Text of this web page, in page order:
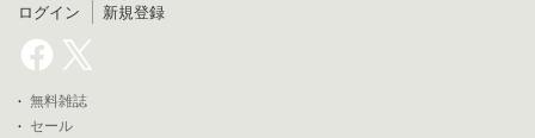
ログイン 新規登録
無料雑誌
セール